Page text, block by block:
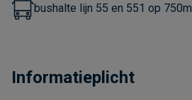
bushalte lijn 55 en 551 op 750m
Informatieplicht